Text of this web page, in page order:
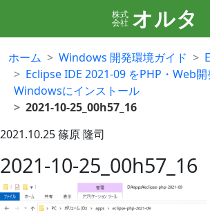
株式
会社 オルタ
ホーム Windows 開発環境ガイド
Eclipse IDE 2021-09 をPHP・Web
Windowsにインストール
2021-10-25_00h57_16
2021.10.25篠原 隆司
2021-10-25_00h57_16